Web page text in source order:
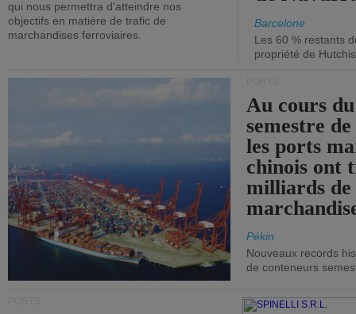
qui nous permettra d'atteindre nos
objectifs en matière de trafic de
marchandises ferroviaires.
Barcelone
Les 60 % restants
propriété de
Au cours
semestre
les ports
chinois ont
milliards de
Pékin
Nouveaux records
de conteneurs